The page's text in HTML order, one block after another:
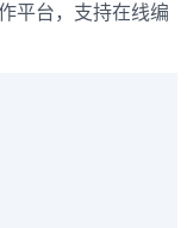
平台，支持在线编